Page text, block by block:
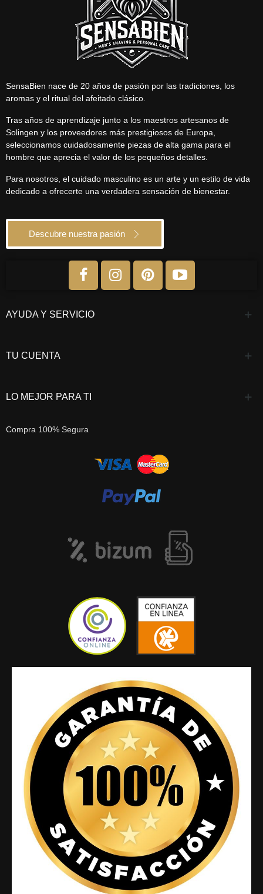
SensaBien nace de 20 años de pasión por las tradiciones, los
aromas y el ritual del afeitado clásico.
Tras años de aprendizaje junto a los maestros artesanos de
Solingen y los proveedores más prestigiosos de Europa,
seleccionamos cuidadosamente piezas de alta gama para el
hombre que aprecia el valor de los pequeños detalles.
Para nosotros, el cuidado masculino es un arte y un estilo de vida
dedicado a ofrecerte una verdadera sensación de bienestar.
Descubre nuestra pasión
AYUDA Y SERVICIO
TU CUENTA
LO MEJOR PARA TI
Compra 100% Segura